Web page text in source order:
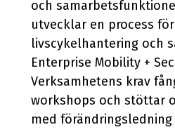
och
utvecklar en process
livscykelhantering och
Enterprise Mobility +
Verksamhetens krav
workshops och stöttar
med